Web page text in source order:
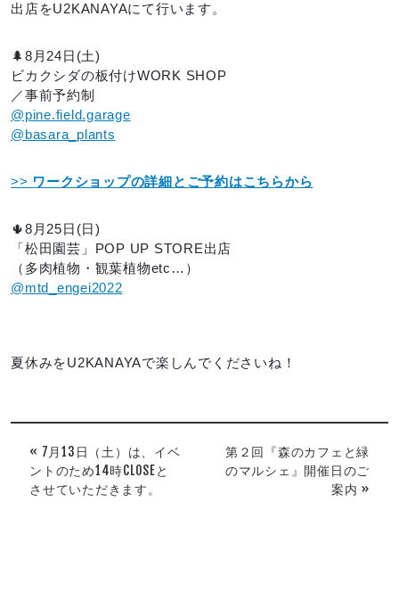
出店をU2KANAYAにて行います。
🌲8月24日(土)
ビカクシダの板付けWORK SHOP
／事前予約制
@pine.field.garage
@basara_plants
>> ワークショップの詳細とご予約はこちらから
🌵8月25日(日)
「松田園芸」POP UP STORE出店
（多肉植物・観葉植物etc…）
@mtd_engei2022
夏休みをU2KANAYAで楽しんでくださいね！
« 7月13日（土）は、イベ
ントのため14時CLOSEと
させていただきます。
第２回『森のカフェと緑
のマルシェ』開催日のご
案内 »